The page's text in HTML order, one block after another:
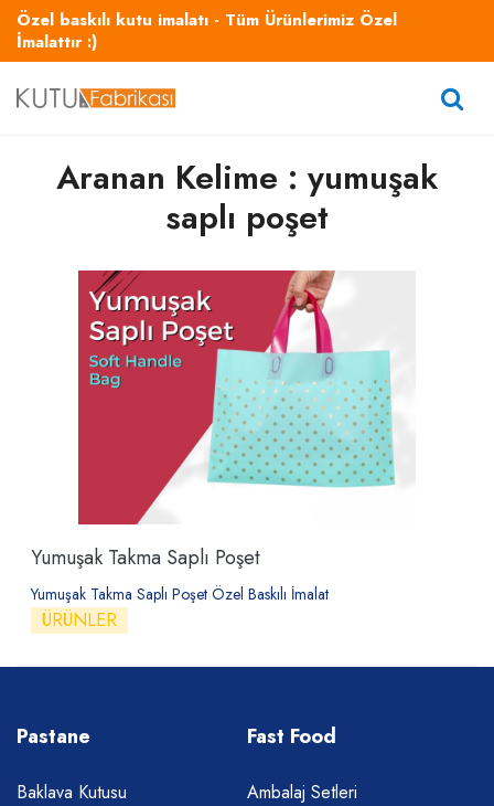
Özel baskılı kutu imalatı - Tüm Ürünlerimiz Özel
İmalattır :)
Aranan Kelime : yumuşak
saplı poşet
Yumuşak Takma Saplı Poşet
Yumuşak Takma Saplı Poşet Özel Baskılı İmalat
ÜRÜNLER
Pastane
Baklava Kutusu
Fast Food
Ambalaj Setleri